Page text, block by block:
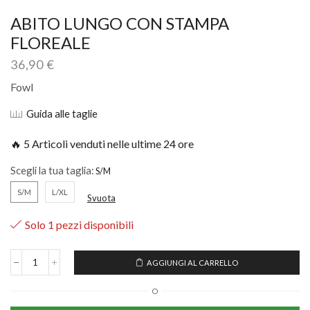
ABITO LUNGO CON STAMPA
FLOREALE
36,90€
Fowl
Guida alle taglie
🔥 5 Articoli venduti nelle ultime 24 ore
Scegli la tua taglia:
S/M L/XL Svuota
Solo 1 pezzi disponibili
AGGIUNGI AL CARRELLO
O